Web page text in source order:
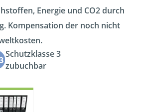
Energie und CO2 durch
Kompensation der noch nicht
Schutzklasse 3
zubuchbar